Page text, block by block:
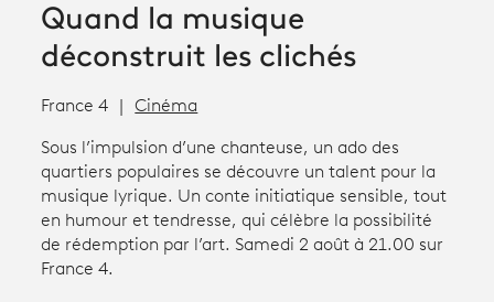
À la une
Productions et innovation
Programme tv
Quand la musique
déconstruit les clichés
France 4 Cinéma
Sous l’impulsion d’une chanteuse, un ado des
quartiers populaires se découvre un talent pour la
musique lyrique. Un conte initiatique sensible, tout
en humour et tendresse, qui célèbre la possibilité
de rédemption par l’art. Samedi 2 août à 21.00 sur
France 4.